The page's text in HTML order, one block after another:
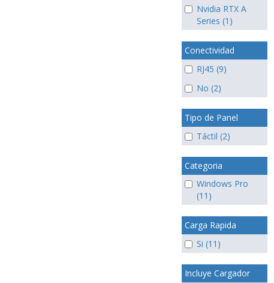
Nvidia RTX A
Series (1)
Conectividad
RJ45 (9)
No (2)
Tipo de Panel
Táctil (2)
Categoria
Windows Pro
(11)
Carga Rapida
Si (11)
Incluye Cargador